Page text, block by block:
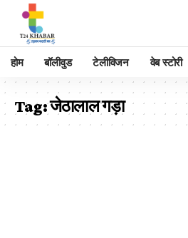
होम बॉलीवुड टेलीविजन वेब स्टोरी
Tag:जेठालाल गड़ा